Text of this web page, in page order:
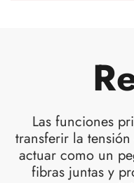
Las funciones
transferir la
actuar como un
fibras juntas y